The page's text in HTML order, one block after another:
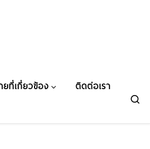
ยที่เกี่ยวข้อง
ติดต่อเรา